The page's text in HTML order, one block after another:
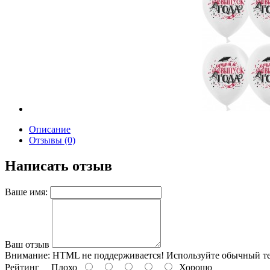
Описание
Отзывы (0)
Написать отзыв
Ваше имя:
Ваш отзыв
Внимание: HTML не поддерживается! Используйте обычный
Рейтинг Плохо Хорошо